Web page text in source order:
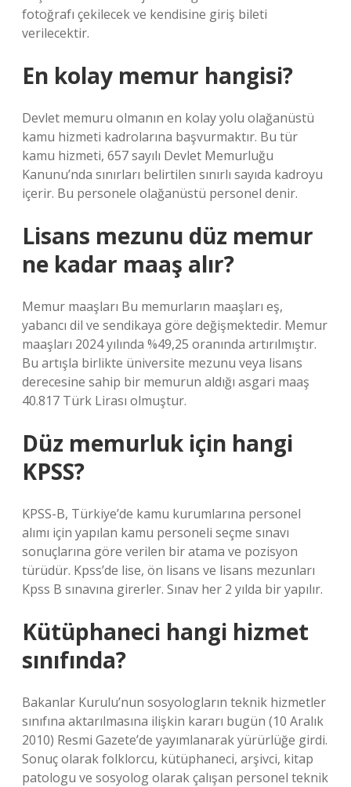
fotoğrafı çekilecek ve kendisine giriş bileti
verilecektir.
En kolay memur hangisi?
Devlet memuru olmanın en kolay yolu olağanüstü
kamu hizmeti kadrolarına başvurmaktır. Bu tür
kamu hizmeti, 657 sayılı Devlet Memurluğu
Kanunu’nda sınırları belirtilen sınırlı sayıda kadroyu
içerir. Bu personele olağanüstü personel denir.
Lisans mezunu düz memur
ne kadar maaş alır?
Memur maaşları Bu memurların maaşları eş,
yabancı dil ve sendikaya göre değişmektedir. Memur
maaşları 2024 yılında %49,25 oranında artırılmıştır.
Bu artışla birlikte üniversite mezunu veya lisans
derecesine sahip bir memurun aldığı asgari maaş
40.817 Türk Lirası olmuştur.
Düz memurluk için hangi
KPSS?
KPSS-B, Türkiye’de kamu kurumlarına personel
alımı için yapılan kamu personeli seçme sınavı
sonuçlarına göre verilen bir atama ve pozisyon
türüdür. Kpss’de lise, ön lisans ve lisans mezunları
Kpss B sınavına girerler. Sınav her 2 yılda bir yapılır.
Kütüphaneci hangi hizmet
sınıfında?
Bakanlar Kurulu’nun sosyologların teknik hizmetler
sınıfına aktarılmasına ilişkin kararı bugün (10 Aralık
2010) Resmi Gazete’de yayımlanarak yürürlüğe girdi.
Sonuç olarak folklorcu, kütüphaneci, arşivci, kitap
patologu ve sosyolog olarak çalışan personel teknik